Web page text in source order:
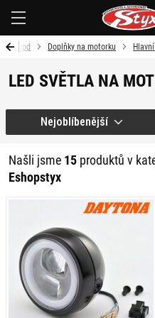
Úvod Doplňky na motorku
LED SVĚTLA NA
Našli jsme 15 produktů v
Eshopstyx
Nejoblíbenější